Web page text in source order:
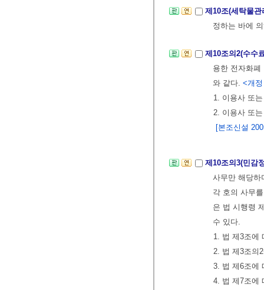
제10조(세탁물
정하는 바에
제10조의2(수수
용한 전자화
와 같다. <개
1. 이용사 또
2. 이용사 또
[본조신설
제10조의3(민감
사무만 해당하
각 호의 사무
은 법 시행령
수 있다.
1. 법 제3조에
2. 법 제3조의
3. 법 제6조에
4. 법 제7조에